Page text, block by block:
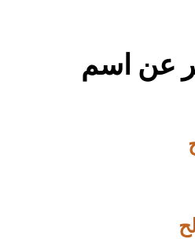
عن اسم